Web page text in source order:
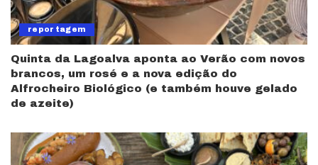
reportagem
Quinta da Lagoalva aponta ao Verão com novos
brancos, um rosé e a nova edição do
Alfrocheiro Biológico (e também houve gelado
de azeite)